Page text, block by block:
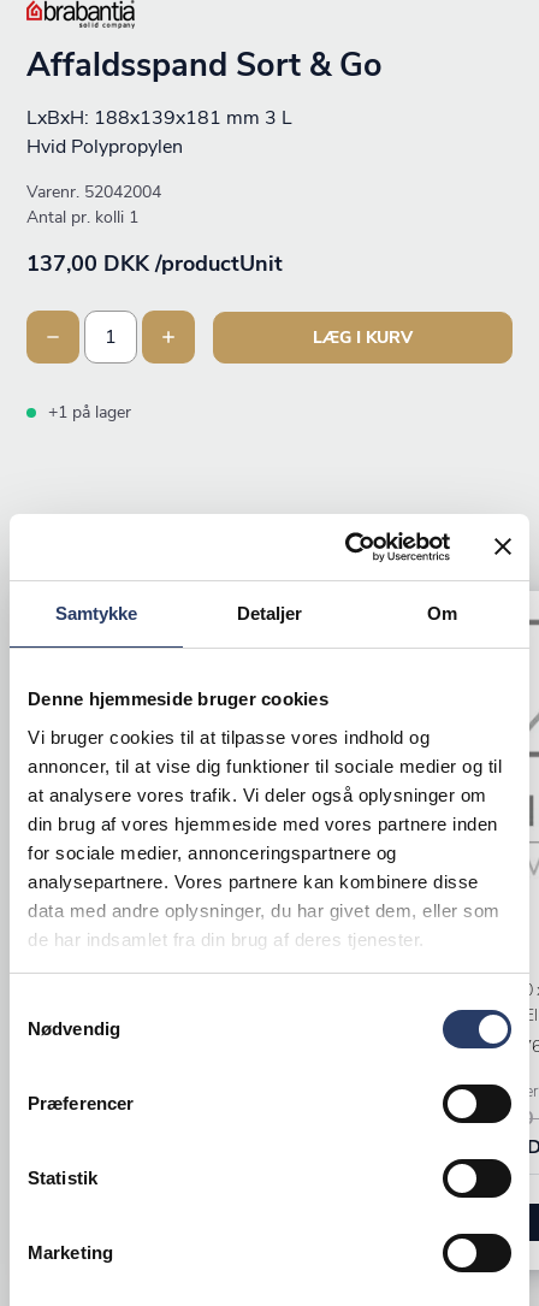
Samtykke Detaljer Om
Denne hjemmeside bruger cookies
Vi bruger cookies til at tilpasse vores indhold og
annoncer, til at vise dig funktioner til sociale medier og til
at analysere vores trafik. Vi deler også oplysninger om
din brug af vores hjemmeside med vores partnere inden
for sociale medier, annonceringspartnere og
analysepartnere. Vores partnere kan kombinere disse
data med andre oplysninger, du har givet dem, eller som
de har indsamlet fra din brug af deres tjenester.
Nødvendig
Præferencer
Statistik
Marketing
Affaldsspand Sort & Go
LxBxH: 188x139x181 mm 3 L
Hvid Polypropylen
Varenr. 52042004
Antal pr. kolli 1
137,00 DKK /productUnit
LÆG I KURV
+1 på lager
Brabantia
Affaldsspand Sort & Go
Grå Polypropylen
Bestillingsvare - Forventet leveringstid 20
Tilbud
Rational
iCombi Pro
Højrehængt, El
Varenr.
+10 på lager
72.500,00